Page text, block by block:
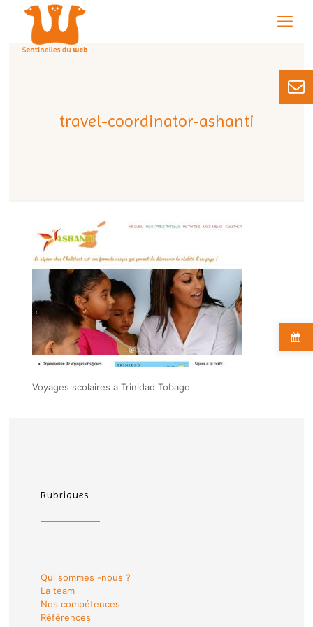
travel-coordinator-ashanti
Voyages scolaires a Trinidad Tobago
Rubriques
Qui sommes -nous ?
La team
Nos compétences
Références